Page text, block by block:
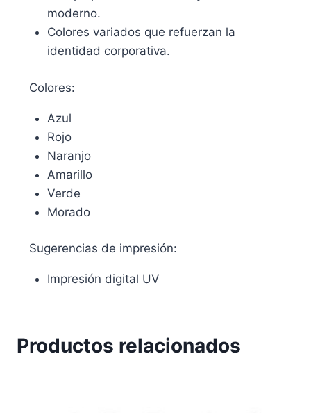
moderno.
Colores variados que refuerzan la
identidad corporativa.
Colores:
Azul
Rojo
Naranjo
Amarillo
Verde
Morado
Sugerencias de impresión:
Impresión digital UV
Productos relacionados